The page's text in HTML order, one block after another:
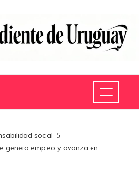
social
genera empleo y avanza en